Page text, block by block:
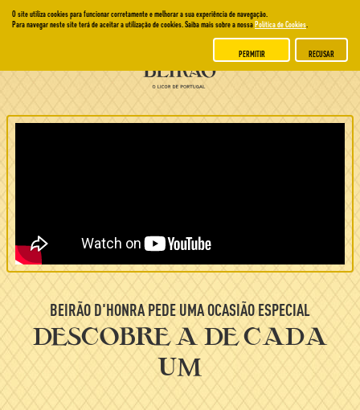
O site utiliza cookies para funcionar corretamente e melhorar a sua experiência de navegação.
Para navegar neste site terá de aceitar a utilização de cookies. Saiba mais sobre a nossaPolítica de Cookies
RECUSAR
PERMITIR
BEIRÃO D'HONRA PEDE UMA OCASIÃO ESPECIAL
descobre a de cada
um